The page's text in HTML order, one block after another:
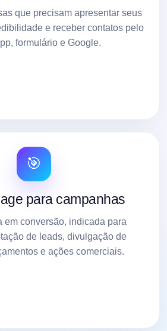
que precisam apresentar seus
e receber contatos pelo
formulário e Google.
🎯
para campanhas
em conversão, indicada para
de leads, divulgação de
e ações comerciais.